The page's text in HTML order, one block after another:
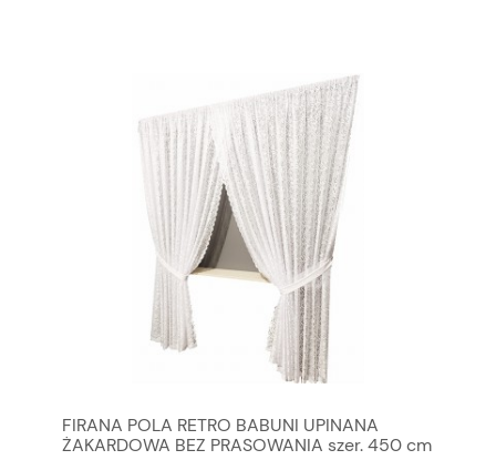
FIRANA POLA RETRO BABUNI UPINANA
ŻAKARDOWA BEZ PRASOWANIA szer. 450 cm